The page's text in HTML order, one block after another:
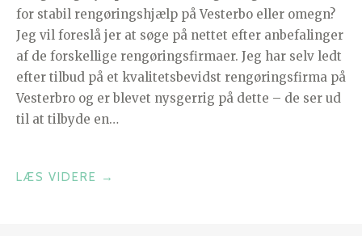
for stabil rengøringshjælp på Vesterbo eller omegn?
Jeg vil foreslå jer at søge på nettet efter anbefalinger
af de forskellige rengøringsfirmaer. Jeg har selv ledt
efter tilbud på et kvalitetsbevidst rengøringsfirma på
Vesterbro og er blevet nysgerrig på dette – de ser ud
til at tilbyde en…
LÆS VIDERE “RENGØRINGSHJÆLP
→